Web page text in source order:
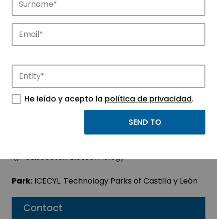
Companies
Discover the companies that drive
Contact
CELLDRIVE 3D, S.L.
Subsector:Biotechnology
Park: ICECYL. Technology Parks of Castilla y León
He leído y acepto la política de privacidad.